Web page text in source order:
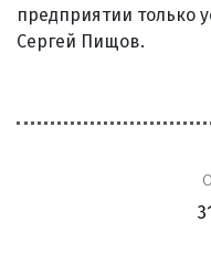
предприятии только
Сергей Пищов.